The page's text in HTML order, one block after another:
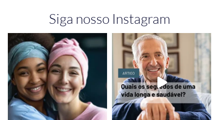
Siga nosso Instagram